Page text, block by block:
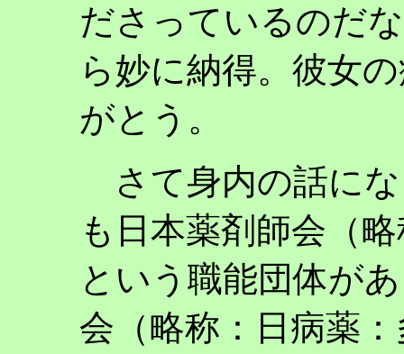
ださっているのだ
ら妙に納得。彼女
がとう。
さて身内の話に
も日本薬剤師会（
という職能団体が
会（略称：日病薬